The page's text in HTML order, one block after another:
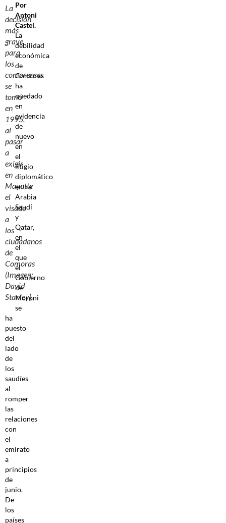
La
decisión
más
grave
para
los
comorenses
se
tomó
en
1995,
al
pasar
a
exigir
en
Mayotte
el
visado
a
los
ciudadanos
de
Comoras
(Imagen:
David
Stanley).
Por
Antoni
Castel.
La
debilidad
económica
de
Comoras
ha
quedado
en
evidencia
de
nuevo
en
el
litigio
diplomático
entre
Arabia
Saudí
y
Qatar,
en
el
que
el
Gobierno
de
Moroni
se
ha
puesto
del
lado
de
los
saudíes
al
romper
las
relaciones
con
el
emirato
a
principios
de
junio.
De
los
países